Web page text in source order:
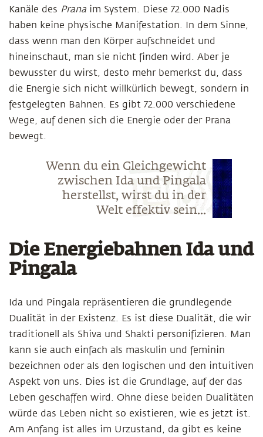
Kanäle des Prana im System. Diese 72.000 Nadis
haben keine physische Manifestation. In dem Sinne,
dass wenn man den Körper aufschneidet und
hineinschaut, man sie nicht finden wird. Aber je
bewusster du wirst, desto mehr bemerkst du, dass
die Energie sich nicht willkürlich bewegt, sondern in
festgelegten Bahnen. Es gibt 72.000 verschiedene
Wege, auf denen sich die Energie oder der Prana
bewegt.
Wenn du ein Gleichgewicht
zwischen Ida und Pingala
herstellst, wirst du in der
Welt effektiv sein...
Die Energiebahnen Ida und
Pingala
Ida und Pingala repräsentieren die grundlegende
Dualität in der Existenz. Es ist diese Dualität, die wir
traditionell als Shiva und Shakti personifizieren. Man
kann sie auch einfach als maskulin und feminin
bezeichnen oder als den logischen und den intuitiven
Aspekt von uns. Dies ist die Grundlage, auf der das
Leben geschaffen wird. Ohne diese beiden Dualitäten
würde das Leben nicht so existieren, wie es jetzt ist.
Am Anfang ist alles im Urzustand, da gibt es keine